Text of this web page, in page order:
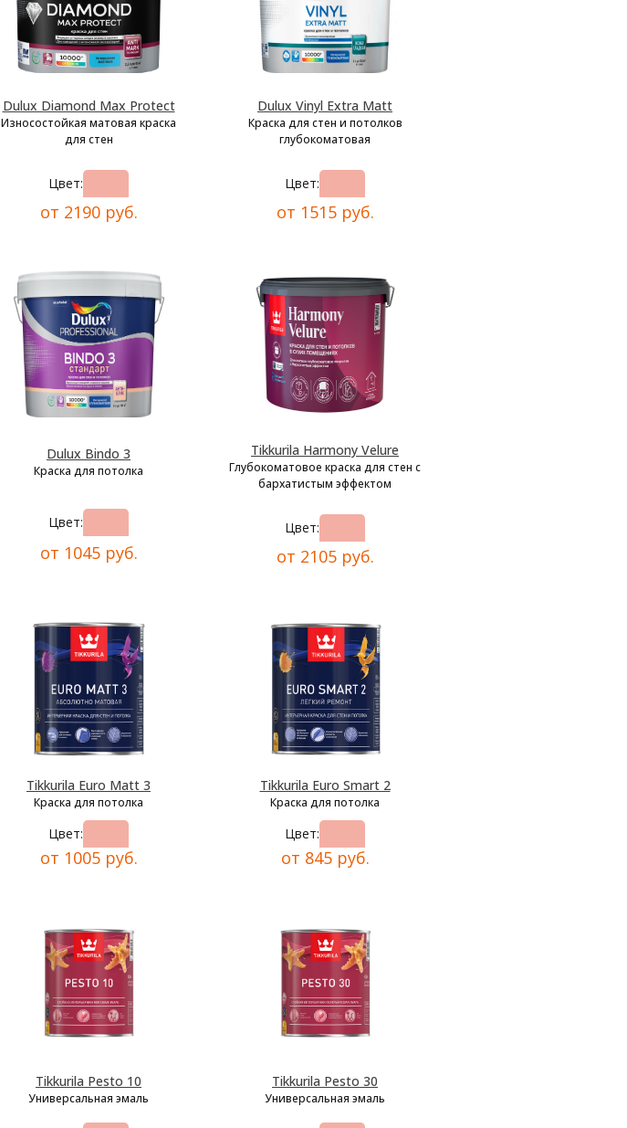
Dulux Diamond Max Protect
Износостойкая матовая краска
для стен
Цвет:
от 2190 руб.
Dulux Vinyl Extra Matt
Краска для стен и потолков
глубокоматовая
Цвет:
от 1515 руб.
Dulux Bindo 3
Краска для потолка
Цвет:
от 1045 руб.
Tikkurila Harmony Velure
Глубокоматовое краска для стен с
бархатистым эффектом
Цвет:
от 2105 руб.
Tikkurila Euro Matt 3
Краска для потолка
Цвет:
от 1005 руб.
Tikkurila Euro Smart 2
Краска для потолка
Цвет:
от 845 руб.
Tikkurila Pesto 10
Универсальная эмаль
Tikkurila Pesto 30
Универсальная эмаль